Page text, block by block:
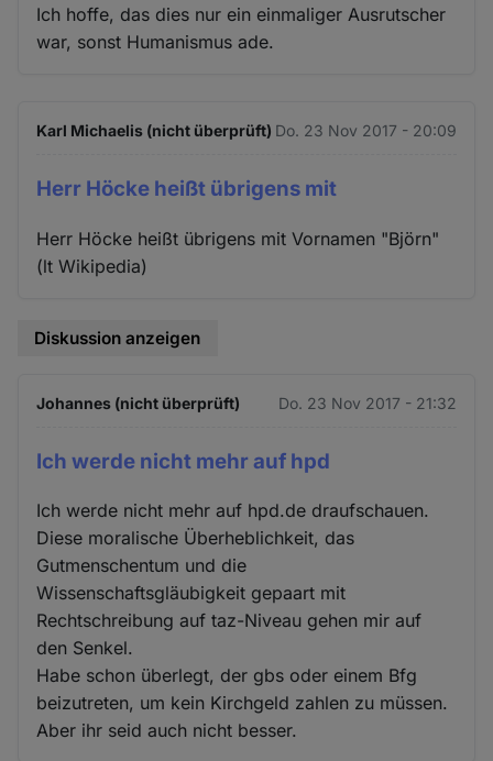
Ich hoffe, das dies nur ein einmaliger Ausrutscher
war, sonst Humanismus ade.
Karl Michaelis (nicht überprüft) Do. 23 Nov 2017 - 20:09
Herr Höcke heißt übrigens mit
Herr Höcke heißt übrigens mit Vornamen "Björn"
(lt Wikipedia)
Diskussion anzeigen
Johannes (nicht überprüft) Do. 23 Nov 2017 - 21:32
Ich werde nicht mehr auf hpd
Ich werde nicht mehr auf hpd.de draufschauen.
Diese moralische Überheblichkeit, das
Gutmenschentum und die
Wissenschaftsgläubigkeit gepaart mit
Rechtschreibung auf taz-Niveau gehen mir auf
den Senkel.
Habe schon überlegt, der gbs oder einem Bfg
beizutreten, um kein Kirchgeld zahlen zu müssen.
Aber ihr seid auch nicht besser.